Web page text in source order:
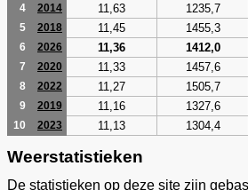
4 2014 11,63 1235,7
5 2018 11,45 1455,3
6 2026 11,36 1412,0
7 2020 11,33 1457,6
8 2022 11,27 1505,7
9 2019 11,16 1327,6
10 2023 11,13 1304,4
Weerstatistieken
De statistieken op deze site zijn